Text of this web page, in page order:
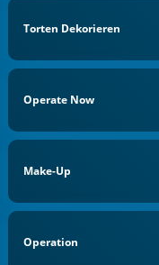
Torten Dekorieren
Operate Now
Make-Up
Operation